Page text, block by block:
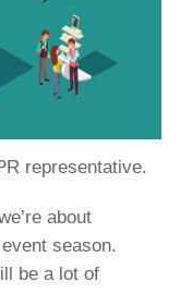
representative.
about
season.
be a lot of